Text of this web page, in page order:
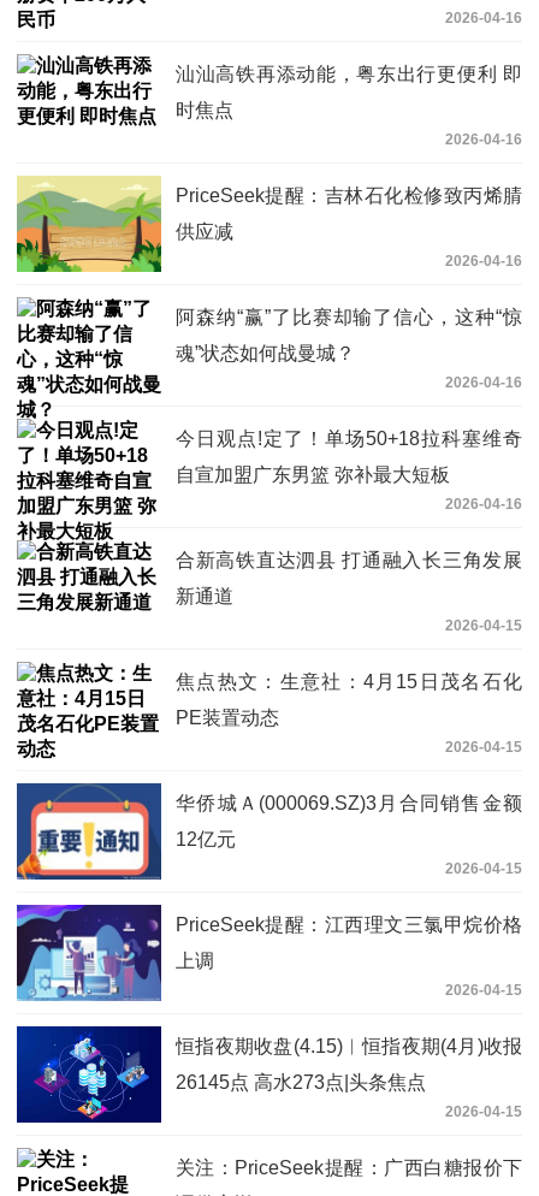
2026-04-16
汕汕高铁再添动能，粤东出行更便利 即
时焦点
2026-04-16
PriceSeek提醒：吉林石化检修致丙烯腈
供应减
2026-04-16
阿森纳“赢”了比赛却输了信心，这种“惊
魂”状态如何战曼城？
2026-04-16
今日观点!定了！单场50+18拉科塞维奇
自宣加盟广东男篮 弥补最大短板
2026-04-16
合新高铁直达泗县 打通融入长三角发展
新通道
2026-04-15
焦点热文：生意社：4月15日茂名石化
PE装置动态
2026-04-15
华侨城Ａ(000069.SZ)3月合同销售金额
12亿元
2026-04-15
PriceSeek提醒：江西理文三氯甲烷价格
上调
2026-04-15
恒指夜期收盘(4.15)︱恒指夜期(4月)收报
26145点 高水273点|头条焦点
2026-04-15
关注：PriceSeek提醒：广西白糖报价下